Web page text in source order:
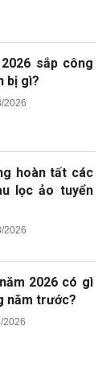
sắp công
bị gì?
2026
hoàn tất các
lọc ảo tuyển
2026
2026 có gì
năm trước?
2026